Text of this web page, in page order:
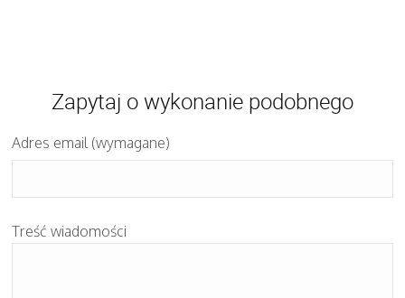
Zapytaj o wykonanie podobnego
Adres email (wymagane)
Treść wiadomości